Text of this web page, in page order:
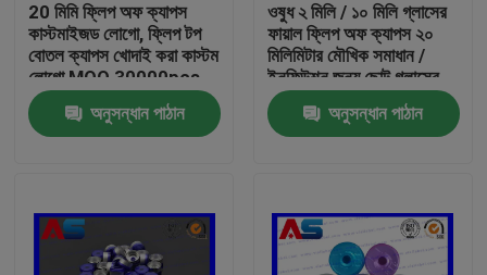
বাড়ি
আমাদের সম্পর্কে
20 মিমি ফ্লিপ অফ ক্যাপস
কাস্টমাইজড লোগো, ফ্লিপ টপ
বোতল ক্যাপস খোদাই করা কাস্টম
লোগো MOQ 30000pcs
অনুসন্ধান পাঠান
ওষুধ ২ মিলি / ১০ মিলি গ্লাসের
ফায়াল ফ্লিপ অফ ক্যাপস ২০
মিলিমিটার মৌখিক সমাধান /
ইনফিউশন জন্য ছোট গ্লাসের
বোতল
অনুসন্ধান পাঠান